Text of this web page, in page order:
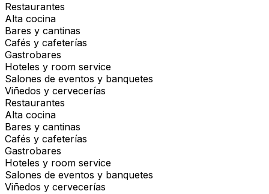
Restaurantes
Alta cocina
Bares y cantinas
Cafés y cafeterías
Gastrobares
Hoteles y room service
Salones de eventos y banquetes
Viñedos y cervecerías
Restaurantes
Alta cocina
Bares y cantinas
Cafés y cafeterías
Gastrobares
Hoteles y room service
Salones de eventos y banquetes
Viñedos y cervecerías